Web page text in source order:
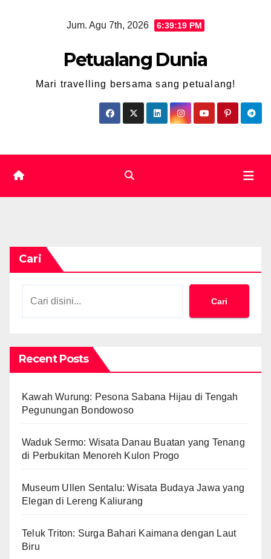
Jum. Agu 7th, 2026 6:39:20 PM
Petualang Dunia
Mari travelling bersama sang petualang!
Cari
Cari
Recent Posts
Kawah Wurung: Pesona Sabana Hijau di Tengah
Pegunungan Bondowoso
Waduk Sermo: Wisata Danau Buatan yang Tenang
di Perbukitan Menoreh Kulon Progo
Museum Ullen Sentalu: Wisata Budaya Jawa yang
Elegan di Lereng Kaliurang
Teluk Triton: Surga Bahari Kaimana dengan Laut
Biru